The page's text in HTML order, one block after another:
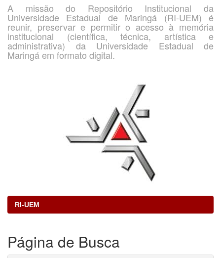
A missão do Repositório Institucional da
Universidade Estadual de Maringá (RI-UEM) é
reunir, preservar e permitir o acesso à memória
institucional (científica, técnica, artística e
administrativa) da Universidade Estadual de
Maringá em formato digital.
RI-UEM
Página de Busca